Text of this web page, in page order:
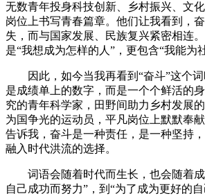
无数青年投身科技创新、乡村振兴、文
岗位上书写青春篇章。他们让我看到，
失，而与国家发展、民族复兴紧密相连
是“我想成为怎样的人”，更包含“我能为
因此，如今当我再看到“奋斗”这个词
是成绩单上的数字，而是一个个鲜活的
究的青年科学家，田野间助力乡村发展
为国争光的运动员，平凡岗位上默默奉
告诉我，奋斗是一种责任，是一种坚持
融入时代洪流的选择。
词语会随着时代而生长，也会随着成
自己成功而努力”，到“为了成为更好的